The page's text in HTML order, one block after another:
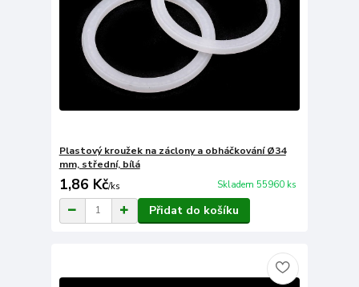
Plastový kroužek na záclony a obháčkování Ø34
mm, střední, bílá
1,86 Kč/ks Skladem 55960 ks
Přidat do košíku